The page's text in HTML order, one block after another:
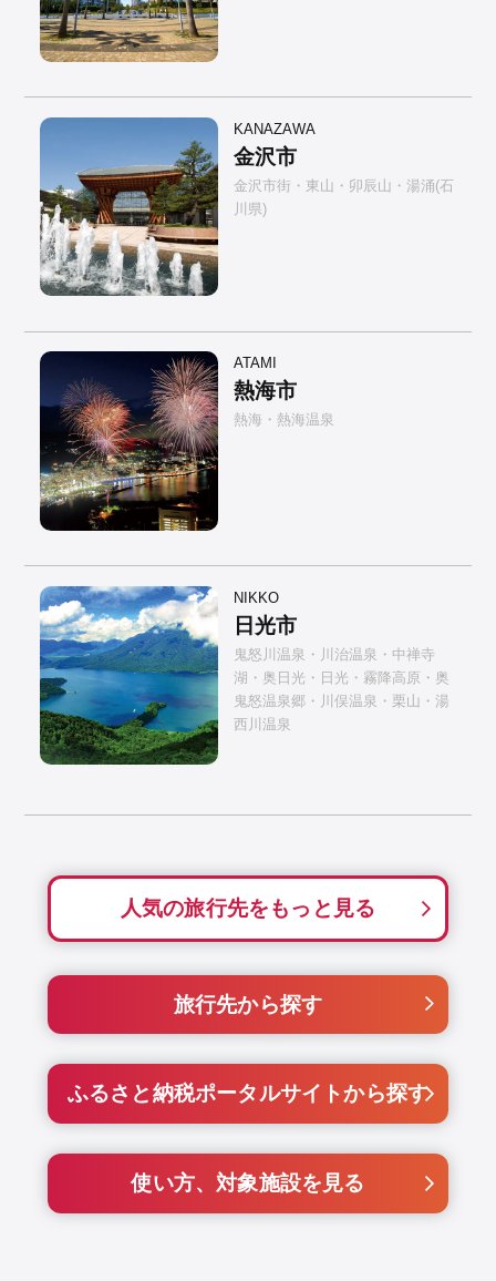
KANAZAWA
金沢市
金沢市街・東山・卯辰山・湯涌(石
川県)
ATAMI
熱海市
熱海・熱海温泉
NIKKO
日光市
鬼怒川温泉・川治温泉・中禅寺
湖・奥日光・日光・霧降高原・奥
鬼怒温泉郷・川俣温泉・栗山・湯
西川温泉
人気の旅行先をもっと見る
旅行先から探す
ふるさと納税ポータルサイトから探す
使い方、対象施設を見る